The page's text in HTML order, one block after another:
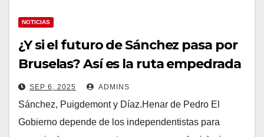
NOTICIAS
¿Y si el futuro de Sánchez pasa por
Bruselas? Así es la ruta empedrada
que podría evitar que su legislatura
llegue a puerto
SEP 6, 2025 ADMINS
Sánchez, Puigdemont y Díaz.Henar de Pedro El
Gobierno depende de los independentistas para